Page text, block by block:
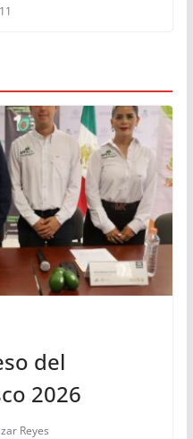
del
2026
Reyes